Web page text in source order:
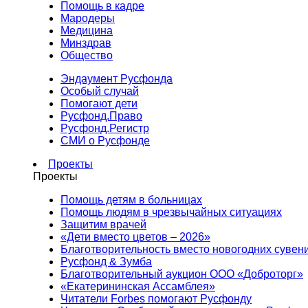
Помощь в кадре
Мародеры
Медицина
Минздрав
Общество
Эндаумент Русфонда
Особый случай
Помогают дети
Русфонд.Право
Русфонд.Регистр
СМИ о Русфонде
Проекты
Проекты
Помощь детям в больницах
Помощь людям в чрезвычайных ситуациях
Защитим врачей
«Дети вместо цветов – 2026»
Благотворительность вместо новогодних
Русфонд & Зумба
Благотворительный аукцион ООО «Доброторг»
«Екатерининская Ассамблея»
Читатели Forbes помогают Русфонду